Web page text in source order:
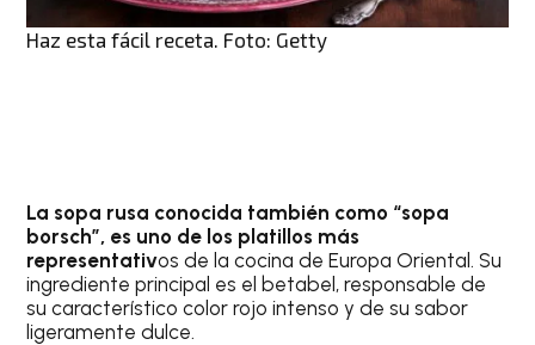
Haz esta fácil receta. Foto: Getty
La sopa rusa conocida también como “sopa
borsch”, es uno de los platillos más
representativos de la cocina de Europa Oriental. Su
ingrediente principal es el betabel, responsable de
su característico color rojo intenso y de su sabor
ligeramente dulce.